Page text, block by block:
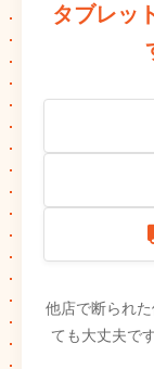
タブレッ
他店で断られ
ても大丈夫です